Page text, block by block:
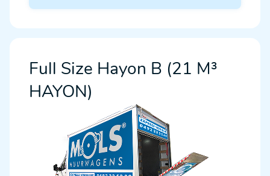
Full Size Hayon B (21 M³
HAYON)